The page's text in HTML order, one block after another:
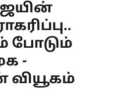
போடும்
-
வியூகம்